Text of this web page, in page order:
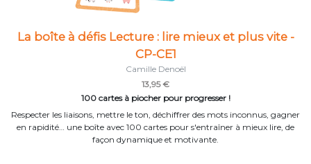
La boîte à défis Lecture : lire mieux et plus vite -
CP-CE1
Camille Denoël
13,95 €
100 cartes à piocher pour progresser !
Respecter les liaisons, mettre le ton, déchiffrer des mots inconnus, gagner
en rapidité… une boîte avec 100 cartes pour s'entraîner à mieux lire, de
façon dynamique et motivante.